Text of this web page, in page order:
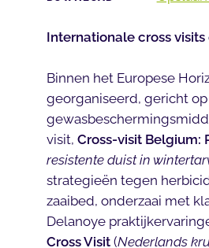
Internationale cross
Binnen het Europese
georganiseerd, gericht
visit, Cross-visit Belgium:
resistente duist in
strategieën tegen
zaaibed, onderzaai met
Delanoye
Cross Visit(Nederlands